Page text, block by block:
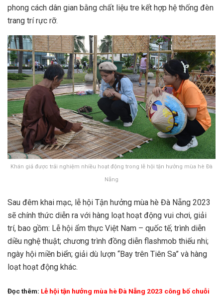
phong cách dân gian bằng chất liệu tre kết hợp hệ thống đèn
trang trí rực rỡ.
Khán giả được trải nghiệm nhiều hoạt động trong lễ hội tận hưởng mùa hè Đà
Nẵng
Sau đêm khai mạc, lễ hội Tận hưởng mùa hè Đà Nẵng 2023
sẽ chính thức diễn ra với hàng loạt hoạt động vui chơi, giải
trí, bao gồm: Lễ hội ẩm thực Việt Nam – quốc tế; trình diễn
diều nghệ thuật; chương trình đồng diễn flashmob thiếu nhi;
ngày hội miền biển; giải dù lượn “Bay trên Tiên Sa” và hàng
loạt hoạt động khác.
Đọc thêm: Lễ hội tận hưởng mùa hè Đà Nẵng 2023 công bố chuỗi